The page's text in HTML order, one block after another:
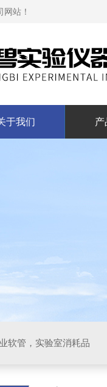
站！
于我们 产
软管，实验室消耗品